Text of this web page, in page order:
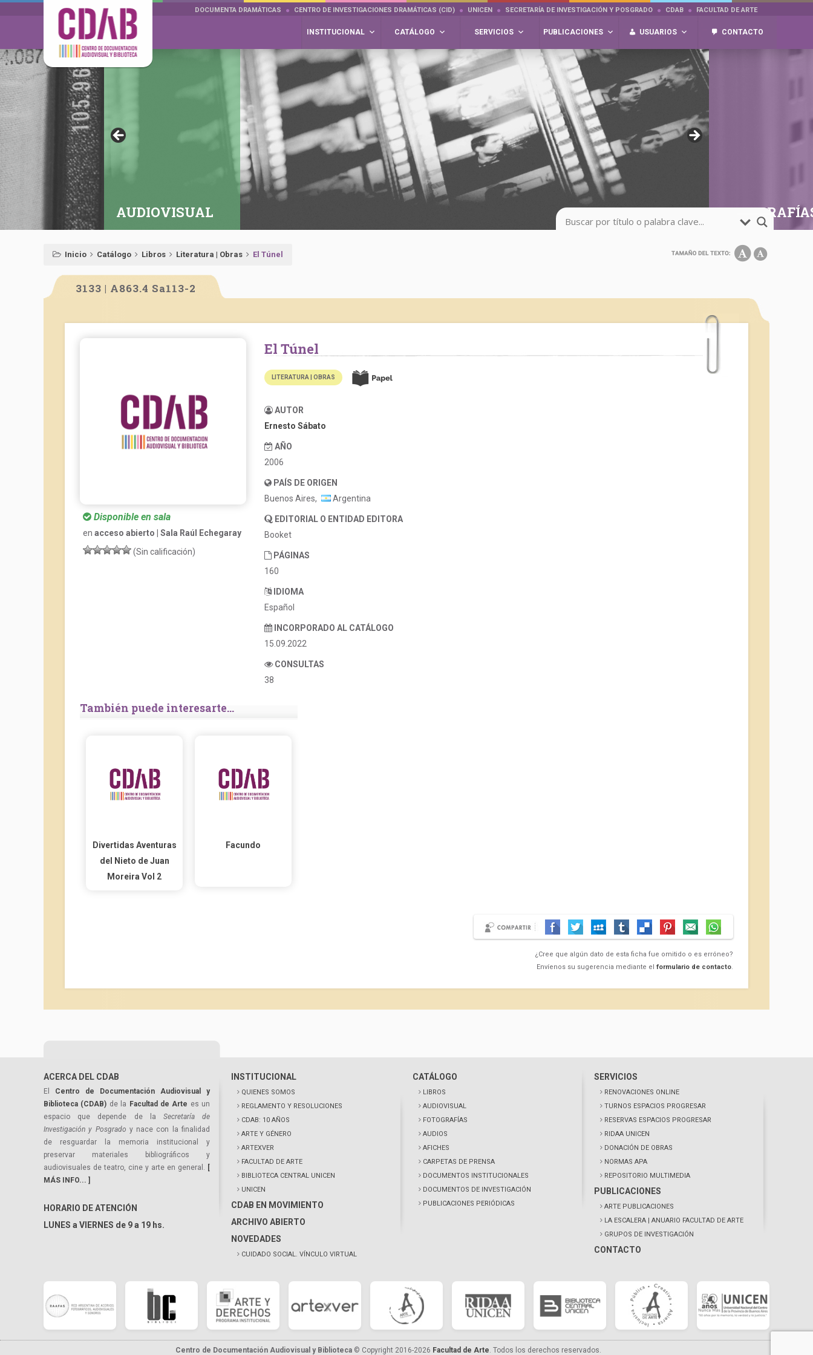
DOCUMENTA DRAMÁTICAS CENTRO DE INVESTIGACIONES DRAMÁTICAS (CID) UNICEN SECRETARÍA DE INVESTIGACIÓN Y POSGRADO CDAB FACULTAD DE ARTE
INSTITUCIONAL CATÁLOGO SERVICIOS PUBLICACIONES USUARIOS CONTACTO
AUDIOVISUAL
Inicio Catálogo Libros Literatura | Obras El Túnel
3133 | A863.4 Sa113-2
Disponible en sala
en acceso abierto | Sala Raúl Echegaray
(Sin calificación)
El Túnel
LITERATURA | OBRAS
AUTOR
Ernesto Sábato
AÑO
2006
PAÍS DE ORIGEN
Buenos Aires,
Argentina
EDITORIAL O ENTIDAD EDITORA
Booket
PÁGINAS
160
IDIOMA
Español
INCORPORADO AL CATÁLOGO
15.09.2022
CONSULTAS
38
También puede interesarte...
Divertidas Aventuras
del Nieto de Juan
Moreira Vol 2
Facundo
¿Cree que algún dato de esta ficha fue omitido o es erróneo?
Envíenos su sugerencia mediante el formulario de contacto.
ACERCA DEL CDAB
El Centro de Documentación Audiovisual y
Biblioteca (CDAB) de la Facultad de Arte es un
espacio que depende de la Secretaría de
Investigación y Posgrado y nace con la finalidad
de resguardar la memoria institucional y
preservar materiales bibliográficos y
audiovisuales de teatro, cine y arte en general. [
MÁS INFO... ]
HORARIO DE ATENCIÓN
LUNES a VIERNES de 9 a 19 hs.
INSTITUCIONAL
QUIENES SOMOS
REGLAMENTO Y RESOLUCIONES
CDAB: 10 AÑOS
ARTE Y GÉNERO
ARTEXVER
FACULTAD DE ARTE
BIBLIOTECA CENTRAL UNICEN
UNICEN
CDAB EN MOVIMIENTO
ARCHIVO ABIERTO
NOVEDADES
CUIDADO SOCIAL. VÍNCULO VIRTUAL
CATÁLOGO
LIBROS
AUDIOVISUAL
FOTOGRAFÍAS
AUDIOS
AFICHES
CARPETAS DE PRENSA
DOCUMENTOS INSTITUCIONALES
DOCUMENTOS DE INVESTIGACIÓN
PUBLICACIONES PERIÓDICAS
SERVICIOS
RENOVACIONES ONLINE
TURNOS ESPACIOS PROGRESAR
RESERVAS ESPACIOS PROGRESAR
RIDAA UNICEN
DONACIÓN DE OBRAS
NORMAS APA
REPOSITORIO MULTIMEDIA
PUBLICACIONES
ARTE PUBLICACIONES
LA ESCALERA | ANUARIO FACULTAD DE ARTE
GRUPOS DE INVESTIGACIÓN
CONTACTO
Centro de Documentación Audiovisual y Biblioteca © Copyright 2016-2026 Facultad de Arte. Todos los derechos reservados.